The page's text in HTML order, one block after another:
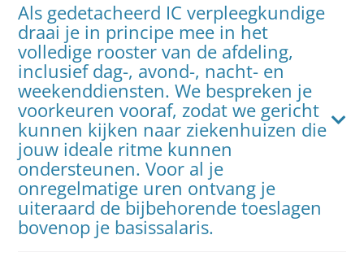
Als gedetacheerd IC verpleegkundige
draai je in principe mee in het
volledige rooster van de afdeling,
inclusief dag-, avond-, nacht- en
weekenddiensten. We bespreken je
voorkeuren vooraf, zodat we gericht
kunnen kijken naar ziekenhuizen die
jouw ideale ritme kunnen
ondersteunen. Voor al je
onregelmatige uren ontvang je
uiteraard de bijbehorende toeslagen
bovenop je basissalaris.